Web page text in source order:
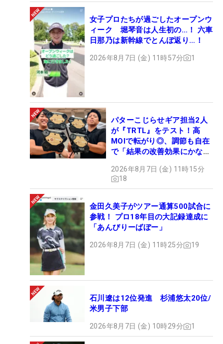
女子プロたちが過ごしたオープンウ
ィーク 堀琴音は人生初の…！ 六車
日那乃は新幹線でとんぼ返り…！
2026年8月7日 (金) 11時57分 1
パターこじらせギア担当2人
が『TRTL』をテスト！高
MOIで転がり◎、調節も自在
で「結果の改善効果にかなり
2026年8月7日 (金) 11時15分
18
金田久美子がツアー通算500試合に
参戦！ プロ18年目の大記録達成に
「あんびりーばぼー」
2026年8月7日 (金) 11時25分 19
石川遼は12位発進 杉浦悠太20位/
米男子下部
2026年8月7日 (金) 10時29分 1